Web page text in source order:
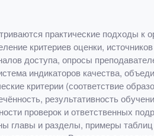
практические подходы к
критериев оценки,
доступа, опросы
индикаторов качества,
критерии (соответствие
результативность
проверок и ответственных
главы и разделы, примеры